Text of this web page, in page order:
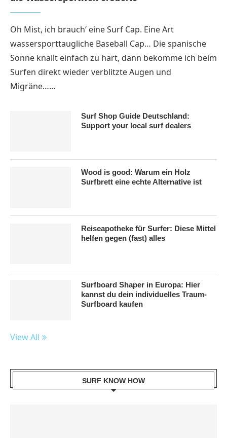
Oh Mist, ich brauch‘ eine Surf Cap. Eine Art
wassersporttaugliche Baseball Cap… Die spanische
Sonne knallt einfach zu hart, dann bekomme ich beim
Surfen direkt wieder verblitzte Augen und
Migräne……
Surf Shop Guide Deutschland:
Support your local surf dealers
Wood is good: Warum ein Holz
Surfbrett eine echte Alternative ist
Reiseapotheke für Surfer: Diese Mittel
helfen gegen (fast) alles
Surfboard Shaper in Europa: Hier
kannst du dein individuelles Traum-
Surfboard kaufen
View All
SURF KNOW HOW